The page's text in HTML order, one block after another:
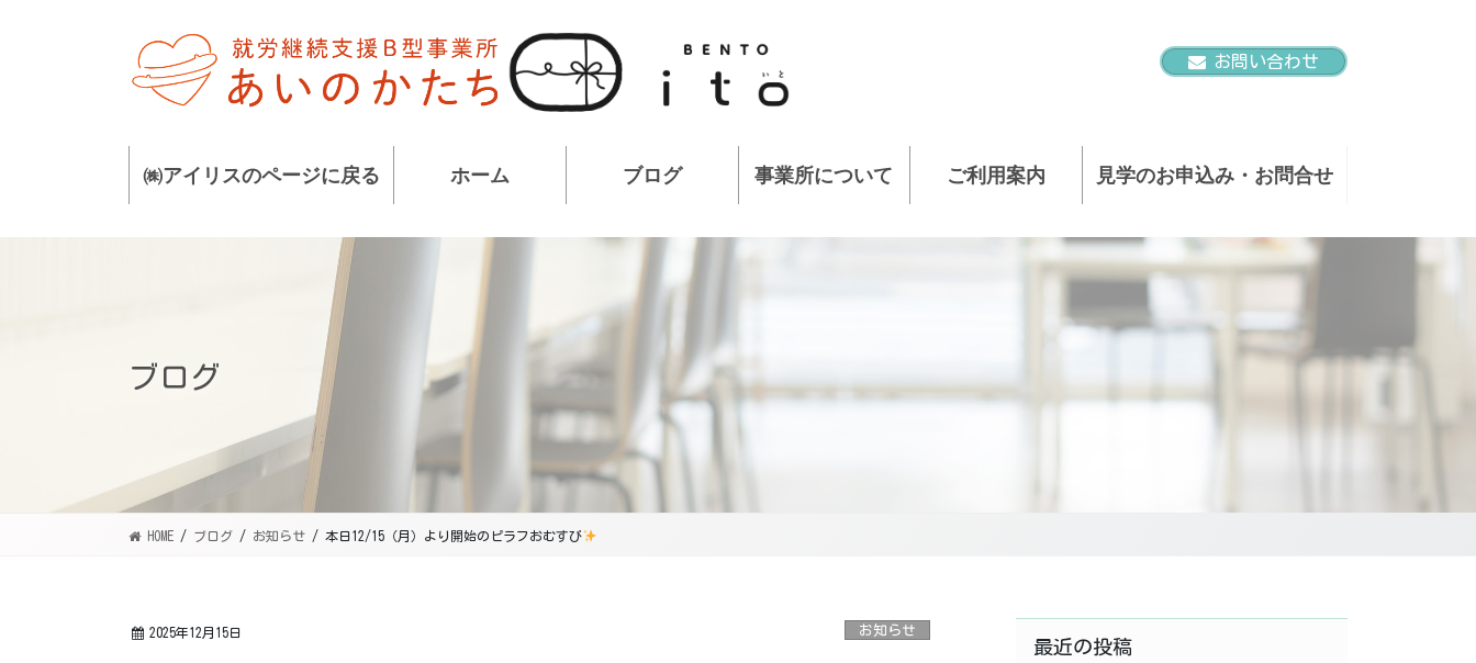
お問い合わせ
㈱アイリスのページに戻る ホーム ブログ 事業所について ご利用案内 見学のお申込み・お問合せ
ブログ
HOME ブログ お知らせ 本日12/15（月）より開始のピラフおむすび
2025年12月15日 お知らせ
最近の投稿